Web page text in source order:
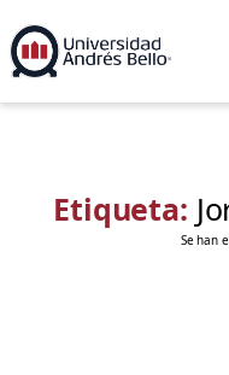
Etiqueta:
Se han